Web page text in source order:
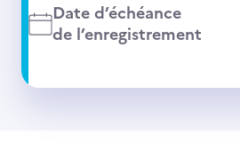
Date d’échéance
de l’enregistrement